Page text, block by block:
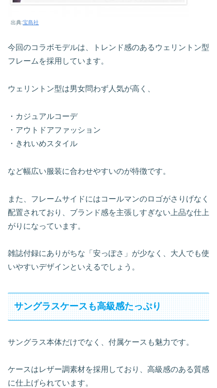
出典:宝島社
今回のコラボモデルは、トレンド感のあるウェリントン型
フレームを採用しています。
ウェリントン型は男女問わず人気が高く、
・カジュアルコーデ
・アウトドアファッション
・きれいめスタイル
など幅広い服装に合わせやすいのが特徴です。
また、フレームサイドにはコールマンのロゴがさりげなく
配置されており、ブランド感を主張しすぎない上品な仕上
がりになっています。
雑誌付録にありがちな「安っぽさ」が少なく、大人でも使
いやすいデザインといえるでしょう。
サングラスケースも高級感たっぷり
サングラス本体だけでなく、付属ケースも魅力です。
ケースはレザー調素材を採用しており、高級感のある質感
に仕上げられています。